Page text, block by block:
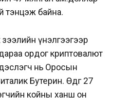
тэнцэж байна.
зээлийн үнэлгээгээр
ордог криптовалют
нь Оросын
Бутерин. Өдгөө 27
койны ханш он